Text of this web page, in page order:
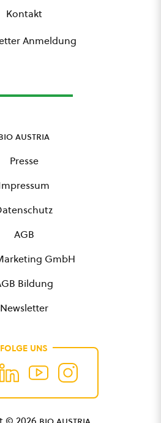
Kontakt
Anmeldung
austria
Presse
AGB
GmbH
Bildung
Newsletter
FOLGE UNS